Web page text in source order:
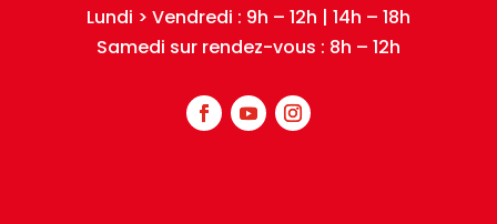
Lundi > Vendredi : 9h – 12h | 14h – 18h
Samedi sur rendez-vous : 8h – 12h